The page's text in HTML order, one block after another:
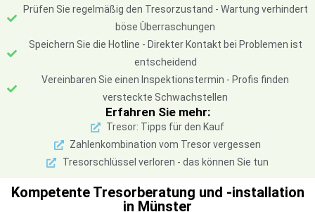
Prüfen Sie regelmäßig den Tresorzustand - Wartung verhindert
böse Überraschungen
Speichern Sie die Hotline - Direkter Kontakt bei Problemen ist
entscheidend
Vereinbaren Sie einen Inspektionstermin - Profis finden
versteckte Schwachstellen
Erfahren Sie mehr:
Tresor: Tipps für den Kauf
Zahlenkombination vom Tresor vergessen
Tresorschlüssel verloren - das können Sie tun
Kompetente Tresorberatung und -installation
in Münster